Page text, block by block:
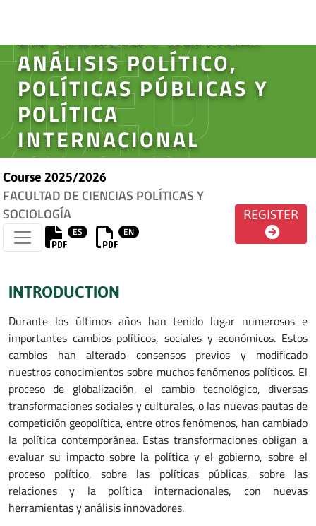
EN CIENCIA POLÍTICA:
ANÁLISIS POLÍTICO,
POLÍTICAS PÚBLICAS Y
POLÍTICA
INTERNACIONAL
Course 2025/2026
FACULTAD DE CIENCIAS POLÍTICAS Y
SOCIOLOGÍA
ES EN
REGISTER
INTRODUCTION
Durante los últimos años han tenido lugar numerosos e
importantes cambios políticos, sociales y económicos. Estos
cambios han alterado consensos previos y modificado
nuestros conocimientos sobre muchos fenómenos políticos. El
proceso de globalización, el cambio tecnológico, diversas
transformaciones sociales y culturales, o las nuevas pautas de
competición geopolítica, entre otros fenómenos, han cambiado
la política contemporánea. Estas transformaciones obligan a
evaluar su impacto sobre la política y el gobierno, sobre el
proceso político, sobre las políticas públicas, sobre las
relaciones y la política internacionales, con nuevas
herramientas y análisis innovadores.